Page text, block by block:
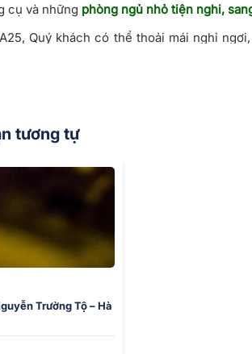
cụ và những phòng ngủ nhỏ tiện nghi,
Quý khách có thể thoải mái nghỉ
tương tự
Trường Tộ – Hà